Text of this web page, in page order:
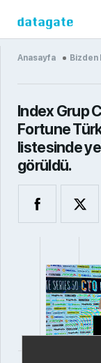
Anasayfa Bizden
Index Grup
Fortune
listesinde
görüldü.